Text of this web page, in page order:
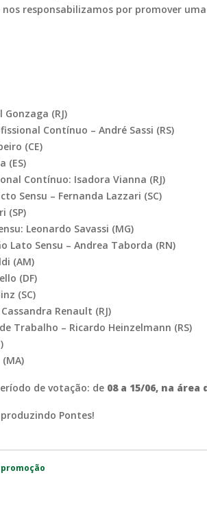
responsabilizamos por promover
(RJ)
Contínuo – André Sassi (RS)
(CE)
(ES)
Contínuo: Isadora Vianna (RJ)
Sensu – Fernanda Lazzari (SC)
(SP)
Leonardo Savassi (MG)
Lato Sensu – Andrea Taborda (RN)
(AM)
(DF)
(SC)
Renault (RJ)
Trabalho – Ricardo Heinzelmann (RS)
de votação: de 08 a 15/06, na área
Pontes!
promoção